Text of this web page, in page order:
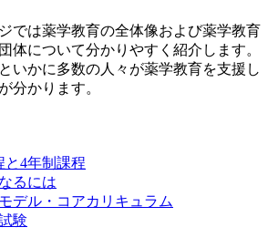
では薬学教育の全体像および薬学教育
体について分かりやすく紹介します。
いかに多数の人々が薬学教育を支援し
分かります。
と4年制課程
るには
デル・コアカリキュラム
験